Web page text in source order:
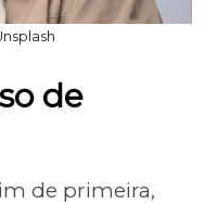
de
de primeira,